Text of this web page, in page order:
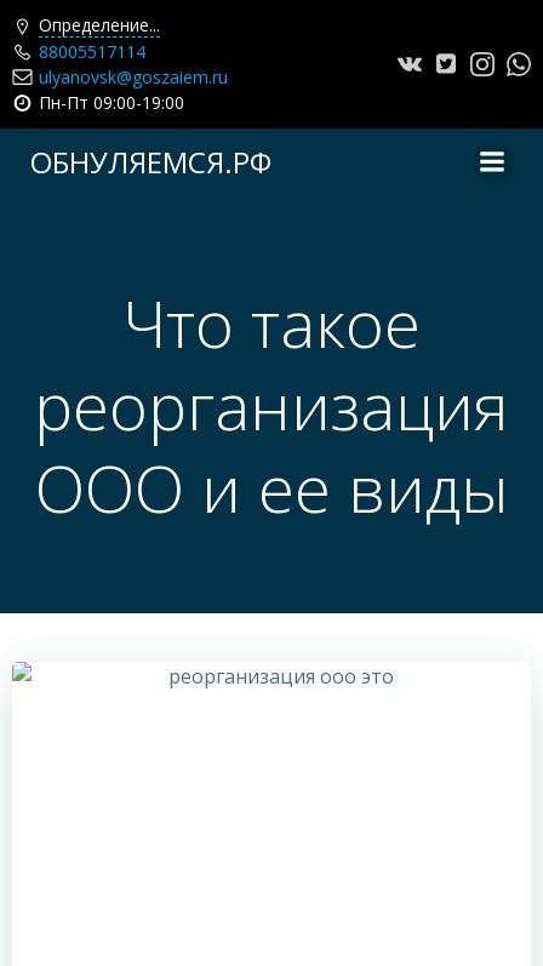
Определение...
88005517114
ulyanovsk@goszaiem.ru
Пн-Пт 09:00-19:00
ОБНУЛЯЕМСЯ.РФ
Что такое
реорганизация
ООО и ее виды